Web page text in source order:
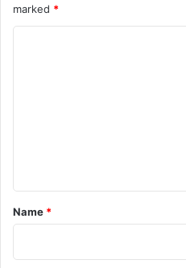
marked *
*
Name *